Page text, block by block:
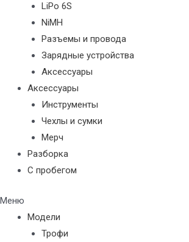
LiPo 6S
NiMH
Разъемы и провода
Зарядные устройства
Аксессуары
Аксессуары
Инструменты
Чехлы и сумки
Мерч
Разборка
С пробегом
Меню
Модели
Трофи